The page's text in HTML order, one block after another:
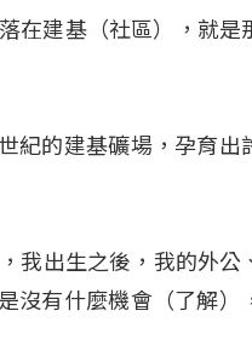
在建基（社區），就是
紀的建基礦場，孕育出
我出生之後，我的外公
沒有什麼機會（了解）